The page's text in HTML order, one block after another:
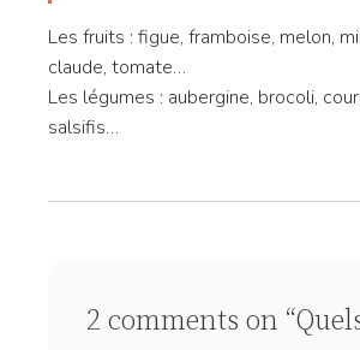
Les fruits : figue, framboise, melon,
claude, tomate…
Les légumes : aubergine, brocoli,
salsifis…
2 comments on